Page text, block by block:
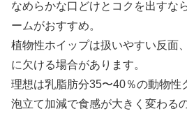
なめらかな口どけとコクを出すな
ームがおすすめ。
植物性ホイップは扱いやすい反面
に欠ける場合があります。
理想は乳脂肪分35〜40％の動物性
泡立て加減で食感が大きく変わる